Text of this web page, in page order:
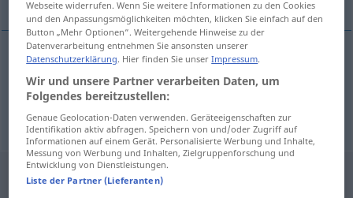
Operationsschwesterf instrumentariuszka
Operationsassistentinf instrumentariuszka
Webseite widerrufen. Wenn Sie weitere Informationen zu den Cookies
und den Anpassungsmöglichkeiten möchten, klicken Sie einfach auf den
Button „Mehr Optionen“. Weitergehende Hinweise zu der
Datenverarbeitung entnehmen Sie ansonsten unserer
Datenschutzerklärung. Hier finden Sie unserImpressum.
Wir und unsere Partner verarbeiten Daten, um
Folgendes bereitzustellen:
Genaue Geolocation-Daten verwenden. Geräteeigenschaften zur
Identifikation aktiv abfragen. Speichern von und/oder Zugriff auf
Informationen auf einem Gerät. Personalisierte Werbung und Inhalte,
Messung von Werbung und Inhalten, Zielgruppenforschung und
Entwicklung von Dienstleistungen.
Liste der Partner (Lieferanten)